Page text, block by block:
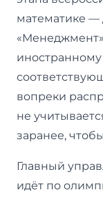
математике —
иностранному
вопреки
не
заранее,
Главный
идёт по